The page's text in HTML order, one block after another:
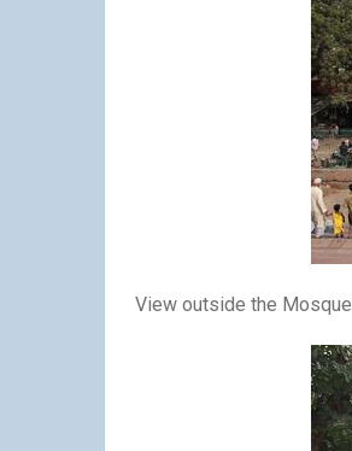
View outside the Mosque